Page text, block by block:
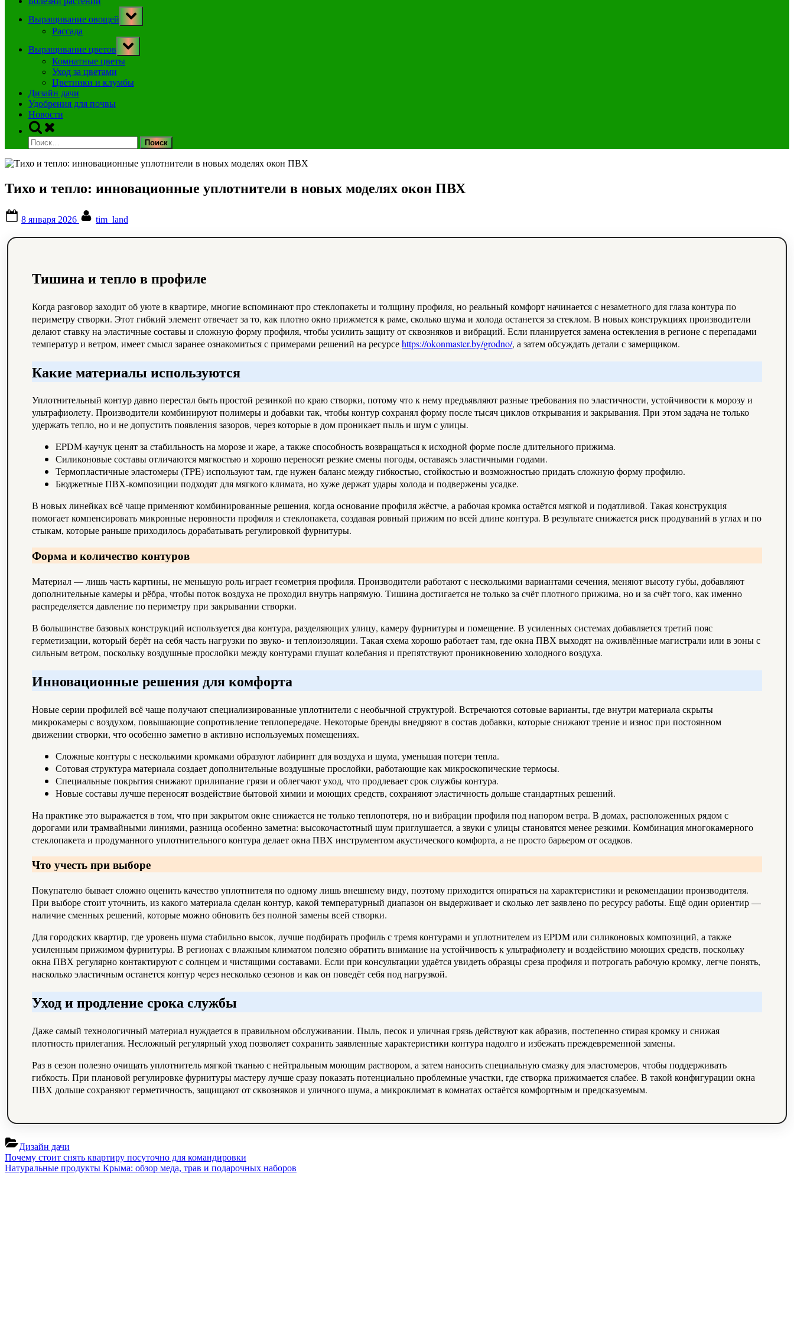
Выращивание овощей
Toggle
sub-
Рассада
Выращивание цветов
Toggle
sub-
menu
Комнатные цветы
Уход за цветами
Цветники и клумбы
Дизайн дачи
Удобрения для почвы
Новости
Toggle
search
form
Найти:
Тихо и тепло: инновационные уплотнители в новых моделях окон ПВХ
on
8 января 2026 tim_land
Тишина и тепло в профиле
Когда разговор заходит об уюте в квартире, многие вспоминают про стеклопакеты и толщину профиля, но реальный комфорт начинается с незаметного для глаза контура по
периметру створки. Этот гибкий элемент отвечает за то, как плотно окно прижмется к раме, сколько шума и холода останется за стеклом. В новых конструкциях производители
делают ставку на эластичные составы и сложную форму профиля, чтобы усилить защиту от сквозняков и вибраций. Если планируется замена остекления в регионе с перепадами
температур и ветром, имеет смысл заранее ознакомиться с примерами решений на ресурсеhttps://okonmaster.by/grodno/, а затем обсуждать детали с замерщиком.
Какие материалы используются
Уплотнительный контур давно перестал быть простой резинкой по краю створки, потому что к нему предъявляют разные требования по эластичности, устойчивости к морозу и
ультрафиолету. Производители комбинируют полимеры и добавки так, чтобы контур сохранял форму после тысяч циклов открывания и закрывания. При этом задача не только
удержать тепло, но и не допустить появления зазоров, через которые в дом проникает пыль и шум с улицы.
EPDM-каучук ценят за стабильность на морозе и жаре, а также способность возвращаться к исходной форме после длительного прижима.
Силиконовые составы отличаются мягкостью и хорошо переносят резкие смены погоды, оставаясь эластичными годами.
Термопластичные эластомеры (TPE) используют там, где нужен баланс между гибкостью, стойкостью и возможностью придать сложную форму профилю.
Бюджетные ПВХ-композиции подходят для мягкого климата, но хуже держат удары холода и подвержены усадке.
В новых линейках всё чаще применяют комбинированные решения, когда основание профиля жёстче, а рабочая кромка остаётся мягкой и податливой. Такая конструкция
помогает компенсировать микронные неровности профиля и стеклопакета, создавая ровный прижим по всей длине контура. В результате снижается риск продуваний в углах и по
стыкам, которые раньше приходилось дорабатывать регулировкой фурнитуры.
Форма и количество контуров
Материал — лишь часть картины, не меньшую роль играет геометрия профиля. Производители работают с несколькими вариантами сечения, меняют высоту губы, добавляют
дополнительные камеры и рёбра, чтобы поток воздуха не проходил внутрь напрямую. Тишина достигается не только за счёт плотного прижима, но и за счёт того, как именно
распределяется давление по периметру при закрывании створки.
В большинстве базовых конструкций используется два контура, разделяющих улицу, камеру фурнитуры и помещение. В усиленных системах добавляется третий пояс
герметизации, который берёт на себя часть нагрузки по звуко- и теплоизоляции. Такая схема хорошо работает там, где окна ПВХ выходят на оживлённые магистрали или в зоны с
сильным ветром, поскольку воздушные прослойки между контурами глушат колебания и препятствуют проникновению холодного воздуха.
Инновационные решения для комфорта
Новые серии профилей всё чаще получают специализированные уплотнители с необычной структурой. Встречаются сотовые варианты, где внутри материала скрыты
микрокамеры с воздухом, повышающие сопротивление теплопередаче. Некоторые бренды внедряют в состав добавки, которые снижают трение и износ при постоянном
движении створки, что особенно заметно в активно используемых помещениях.
Сложные контуры с несколькими кромками образуют лабиринт для воздуха и шума, уменьшая потери тепла.
Сотовая структура материала создает дополнительные воздушные прослойки, работающие как микроскопические термосы.
Специальные покрытия снижают прилипание грязи и облегчают уход, что продлевает срок службы контура.
Новые составы лучше переносят воздействие бытовой химии и моющих средств, сохраняют эластичность дольше стандартных решений.
На практике это выражается в том, что при закрытом окне снижается не только теплопотеря, но и вибрации профиля под напором ветра. В домах, расположенных рядом с
дорогами или трамвайными линиями, разница особенно заметна: высокочастотный шум приглушается, а звуки с улицы становятся менее резкими. Комбинация многокамерного
стеклопакета и продуманного уплотнительного контура делает окна ПВХ инструментом акустического комфорта, а не просто барьером от осадков.
Что учесть при выборе
Покупателю бывает сложно оценить качество уплотнителя по одному лишь внешнему виду, поэтому приходится опираться на характеристики и рекомендации производителя.
При выборе стоит уточнить, из какого материала сделан контур, какой температурный диапазон он выдерживает и сколько лет заявлено по ресурсу работы. Ещё один ориентир —
наличие сменных решений, которые можно обновить без полной замены всей створки.
Для городских квартир, где уровень шума стабильно высок, лучше подбирать профиль с тремя контурами и уплотнителем из EPDM или силиконовых композиций, а также
усиленным прижимом фурнитуры. В регионах с влажным климатом полезно обратить внимание на устойчивость к ультрафиолету и воздействию моющих средств, поскольку
окна ПВХ регулярно контактируют с солнцем и чистящими составами. Если при консультации удаётся увидеть образцы среза профиля и потрогать рабочую кромку, легче понять,
насколько эластичным останется контур через несколько сезонов и как он поведёт себя под нагрузкой.
Уход и продление срока службы
Даже самый технологичный материал нуждается в правильном обслуживании. Пыль, песок и уличная грязь действуют как абразив, постепенно стирая кромку и снижая
плотность прилегания. Несложный регулярный уход позволяет сохранить заявленные характеристики контура надолго и избежать преждевременной замены.
Раз в сезон полезно очищать уплотнитель мягкой тканью с нейтральным моющим раствором, а затем наносить специальную смазку для эластомеров, чтобы поддерживать
гибкость. При плановой регулировке фурнитуры мастеру лучше сразу показать потенциально проблемные участки, где створка прижимается слабее. В такой конфигурации окна
ПВХ дольше сохраняют герметичность, защищают от сквозняков и уличного шума, а микроклимат в комнатах остаётся комфортным и предсказуемым.
Дизайн дачи
Навигация
по
Previous
Post:
Почему стоит снять квартиру посуточно для командировки
Next
Натуральные продукты Крыма: обзор меда, трав и подарочных наборов